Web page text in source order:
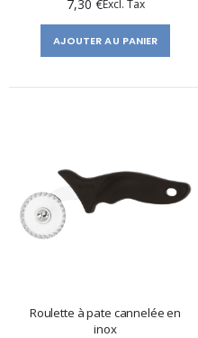
7,30 €
AJOUTER AU PANIER
Roulette à pate cannelée en
inox